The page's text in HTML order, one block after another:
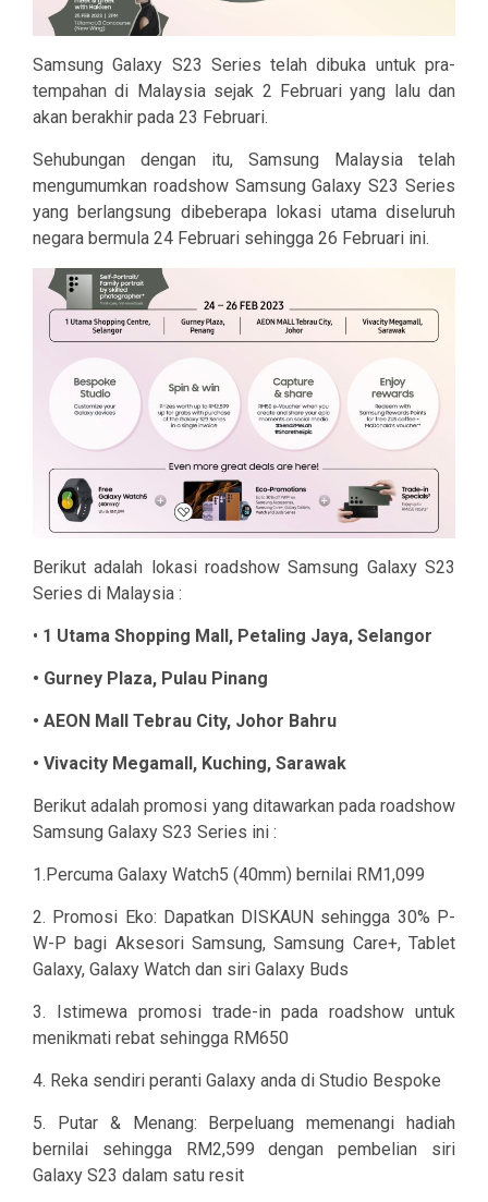
Samsung Galaxy S23 Series telah dibuka untuk pra-
tempahan di Malaysia sejak 2 Februari yang lalu dan
akan berakhir pada 23 Februari.
Sehubungan dengan itu, Samsung Malaysia telah
mengumumkan roadshow Samsung Galaxy S23 Series
yang berlangsung dibeberapa lokasi utama diseluruh
negara bermula 24 Februari sehingga 26 Februari ini.
Berikut adalah lokasi roadshow Samsung Galaxy S23
Series di Malaysia :
• 1 Utama Shopping Mall, Petaling Jaya, Selangor
• Gurney Plaza, Pulau Pinang
• AEON Mall Tebrau City, Johor Bahru
• Vivacity Megamall, Kuching, Sarawak
Berikut adalah promosi yang ditawarkan pada roadshow
Samsung Galaxy S23 Series ini :
1.Percuma Galaxy Watch5 (40mm) bernilai RM1,099
2. Promosi Eko: Dapatkan DISKAUN sehingga 30% P-
W-P bagi Aksesori Samsung, Samsung Care+, Tablet
Galaxy, Galaxy Watch dan siri Galaxy Buds
3. Istimewa promosi trade-in pada roadshow untuk
menikmati rebat sehingga RM650
4. Reka sendiri peranti Galaxy anda di Studio Bespoke
5. Putar & Menang: Berpeluang memenangi hadiah
bernilai sehingga RM2,599 dengan pembelian siri
Galaxy S23 dalam satu resit